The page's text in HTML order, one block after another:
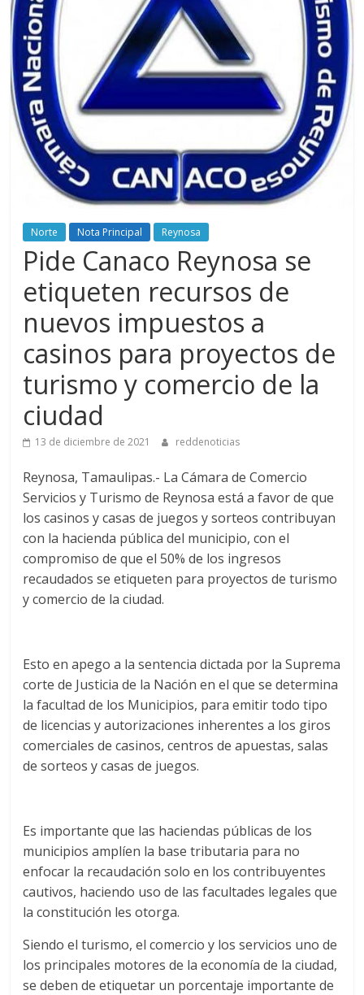
Norte Nota Principal Reynosa
Pide Canaco Reynosa se
etiqueten recursos de
nuevos impuestos a
casinos para proyectos de
turismo y comercio de la
ciudad
13 de diciembre de 2021 reddenoticias
Reynosa, Tamaulipas.- La Cámara de Comercio
Servicios y Turismo de Reynosa está a favor de que
los casinos y casas de juegos y sorteos contribuyan
con la hacienda pública del municipio, con el
compromiso de que el 50% de los ingresos
recaudados se etiqueten para proyectos de turismo
y comercio de la ciudad.
Esto en apego a la sentencia dictada por la Suprema
corte de Justicia de la Nación en el que se determina
la facultad de los Municipios, para emitir todo tipo
de licencias y autorizaciones inherentes a los giros
comerciales de casinos, centros de apuestas, salas
de sorteos y casas de juegos.
Es importante que las haciendas públicas de los
municipios amplíen la base tributaria para no
enfocar la recaudación solo en los contribuyentes
cautivos, haciendo uso de las facultades legales que
la constitución les otorga.
Siendo el turismo, el comercio y los servicios uno de
los principales motores de la economía de la ciudad,
se deben de etiquetar un porcentaje importante de